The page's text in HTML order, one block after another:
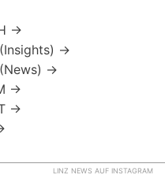
→
→
→
→
→
LINZ NEWS AUF INSTAGRAM